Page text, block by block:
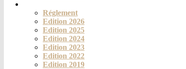
Réglement
Edition 2026
Edition 2025
Edition 2024
Edition 2023
Edition 2022
Edition 2019